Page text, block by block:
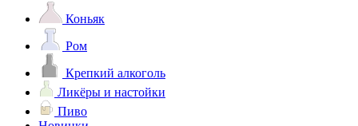
Коньяк
Ром
Крепкий алкоголь
Ликёры и настойки
Пиво